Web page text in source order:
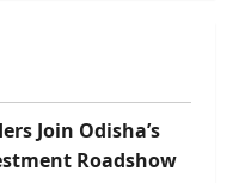
Join Odisha’s
Roadshow